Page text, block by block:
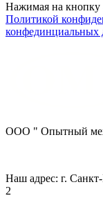
Нажимая на кнопку
Политикой
конфединциальных
ООО " Опытный
Наш адрес: г.
2